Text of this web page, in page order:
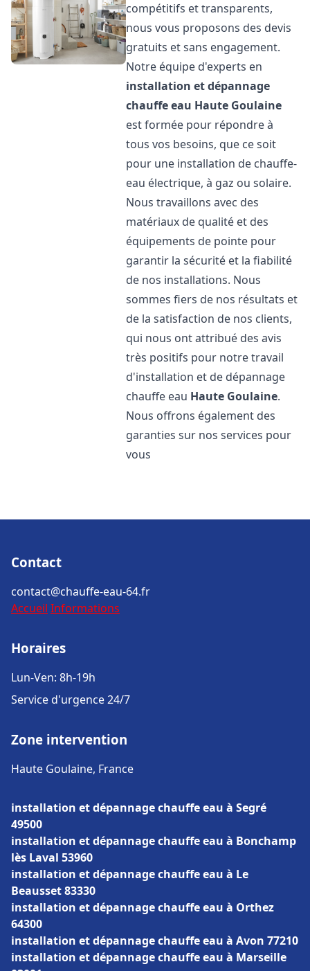
compétitifs et transparents,
nous vous proposons des devis
gratuits et sans engagement.
Notre équipe d'experts en
installation et dépannage
chauffe eau Haute Goulaine
est formée pour répondre à
tous vos besoins, que ce soit
pour une installation de chauffe-
eau électrique, à gaz ou solaire.
Nous travaillons avec des
matériaux de qualité et des
équipements de pointe pour
garantir la sécurité et la fiabilité
de nos installations. Nous
sommes fiers de nos résultats et
de la satisfaction de nos clients,
qui nous ont attribué des avis
très positifs pour notre travail
d'installation et de dépannage
chauffe eau Haute Goulaine.
Nous offrons également des
garanties sur nos services pour
vous
Contact
contact@chauffe-eau-64.fr
Accueil Informations
Horaires
Lun-Ven: 8h-19h
Service d'urgence 24/7
Zone intervention
Haute Goulaine, France
installation et dépannage chauffe eau à Segré
49500
installation et dépannage chauffe eau à Bonchamp
lès Laval 53960
installation et dépannage chauffe eau à Le
Beausset 83330
installation et dépannage chauffe eau à Orthez
64300
installation et dépannage chauffe eau à Avon 77210
installation et dépannage chauffe eau à Marseille